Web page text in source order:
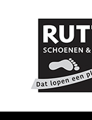
inhoud